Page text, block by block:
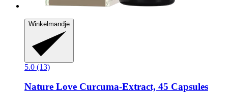
Winkelmandje
5.0 (13)
Nature Love Curcuma-​Extract, 45 Capsules